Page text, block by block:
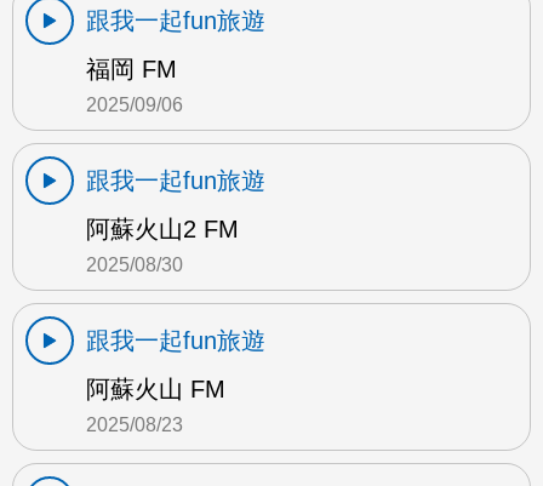
跟我一起fun旅遊
福岡 FM
2025/09/06
跟我一起fun旅遊
阿蘇火山2 FM
2025/08/30
跟我一起fun旅遊
阿蘇火山 FM
2025/08/23